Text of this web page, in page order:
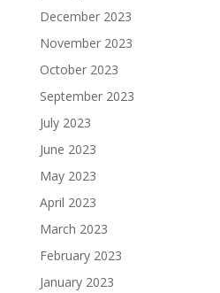
December 2023
November 2023
October 2023
September 2023
July 2023
June 2023
May 2023
April 2023
March 2023
February 2023
January 2023